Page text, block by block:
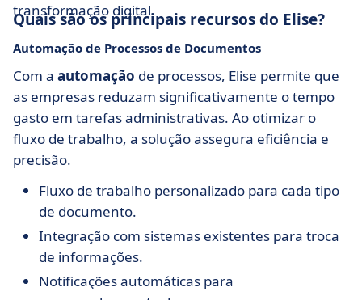
transformação digital.
Quais são os principais recursos do Elise?
Automação de Processos de Documentos
Com a automação de processos, Elise permite que
as empresas reduzam significativamente o tempo
gasto em tarefas administrativas. Ao otimizar o
fluxo de trabalho, a solução assegura eficiência e
precisão.
Fluxo de trabalho personalizado para cada tipo
de documento.
Integração com sistemas existentes para troca
de informações.
Notificações automáticas para